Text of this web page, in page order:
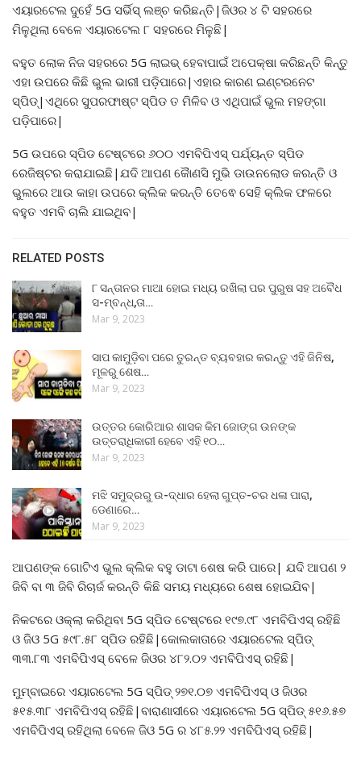
ଏୟାରଟେଲ ଦୁହେଁ 5G ସର୍ଭିସ୍ ଲଞ୍ଚ କରିଛନ୍ତି|ଜିଓର ୪ ଟି ସହରରେ
ମିଳୁଥିଲା ବେଳେ ଏୟାରଟେଲ ୮ ସହରରେ ମିଳୁଛି|
ବହୁତ ଲୋକ ନିଜ ସହରରେ 5G ଲାଇଭ୍ ହେବାପାଇଁ ଅପେକ୍ଷା କରିଛନ୍ତି କିନ୍ତୁ
ଏହା ଉପରେ କିଛି ଭୁଲ ଭାରୀ ପଡ଼ିପାରେ|ଏହାର କାରଣ ଇଣ୍ଟରନେଟ
ସ୍ପିଡ୍|ଏଥିରେ ସୁପରଫାଷ୍ଟ ସ୍ପିଡ ତ ମିଳିବ ଓ ଏଥିପାଇଁ ଭୁଲ ମହଙ୍ଗା
ପଡ଼ିପାରେ|
5G ଉପରେ ସ୍ପିଡ ଟେଷ୍ଟରେ ୬୦୦ ଏମବିପିଏସ୍ ପର୍ଯ୍ୟନ୍ତ ସ୍ପିଡ
ରେଜିଷ୍ଟର କରାଯାଇଛି|ଯଦି ଆପଣ କୈାଣସି ମୁଭି ଡାଉନଲୋଡ କରନ୍ତି ଓ
ଭୁଲରେ ଆଉ କାହା ଉପରେ କ୍ଲିକ କରନ୍ତି ତେଵେ ସେହି କ୍ଲିକ ଫଳରେ
ବହୁତ ଏମବି ଚାଲି ଯାଇଥିବ|
RELATED POSTS
୮ ସନ୍ତାନର ମାଆ ହୋଇ ମଧ୍ୟ ରଖିଲା ପର ପୁରୁଷ ସହ ଅବୈଧ
ସ-ମ୍ବନ୍ଧ,ତା…
Mar 9, 2023
ସାପ କାମୁଡ଼ିବା ପରେ ତୁରନ୍ତ ବ୍ୟବହାର କରନ୍ତୁ ଏହି ଜିନିଷ,
ମୂଳରୁ ଶେଷ…
Mar 9, 2023
ଉତ୍ତର କୋରିଆର ଶାସକ କିମ ଜୋଙ୍ଗ ଉନଙ୍କ
ଉତ୍ତରାଧିକାରୀ ହେବେ ଏହି ୧୦…
Mar 9, 2023
ମଝି ସମୁଦ୍ରରୁ ଉ-ଦ୍ଧାର ହେଲା ଗୁପ୍ତ-ଚର ଧଳା ପାରା,
ଡେଣାରେ…
Mar 9, 2023
ଆପଣଙ୍କ ଗୋଟିଏ ଭୁଲ କ୍ଲିକ ବହୁ ଡାଟା ଶେଷ କରି ପାରେ| ଯଦି ଆପଣ ୨
ଜିବି ବା ୩ ଜିବି ରିଚାର୍ଜ କରନ୍ତି କିଛି ସମୟ ମଧ୍ୟରେ ଶେଷ ହୋଇଯିବ|
ନିକଟରେ ଓକ୍ଲା କରିଥିବା 5G ସ୍ପିଡ ଟେଷ୍ଟରେ ୧୯୭.୯୮ ଏମବିପିଏସ୍ ରହିଛି
ଓ ଜିଓ 5G ୫୯୮.୫୮ ସ୍ପିଡ ରହିଛି|କୋଲକାତାରେ ଏୟାରଟେଲ ସ୍ପିଡ୍
୩୩.୮୩ ଏମବିପିଏସ୍ ବେଳେ ଜିଓର ୪୮୨.୦୨ ଏମବିପିଏସ୍ ରହିଛି|
ମୁମ୍ବାଇରେ ଏୟାରଟେଲ 5G ସ୍ପିଡ୍ ୨୭୧.୦୭ ଏମବିପିଏସ୍ ଓ ଜିଓର
୫୧୫.୩୮ ଏମବିପିଏସ୍ ରହିଛି|ବାରାଣାସୀରେ ଏୟାରଟେଲ 5G ସ୍ପିଡ୍ ୫୧୬.୫୭
ଏମବିପିଏସ୍ ରହିଥିଲା ବେଳେ ଜିଓ 5G ର ୪୮୫.୨୨ ଏମବିପିଏସ୍ ରହିଛି|